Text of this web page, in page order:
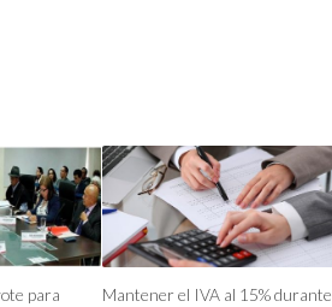
para
Mantener el IVA al 15% durante